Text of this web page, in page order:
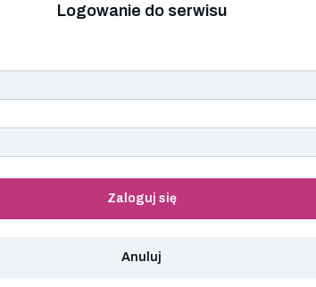
Logowanie do serwisu
Zaloguj się
Anuluj